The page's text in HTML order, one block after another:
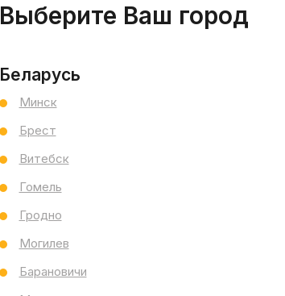
Выберите Ваш город
Беларусь
Минск
Брест
Витебск
Гомель
Гродно
Могилев
Барановичи